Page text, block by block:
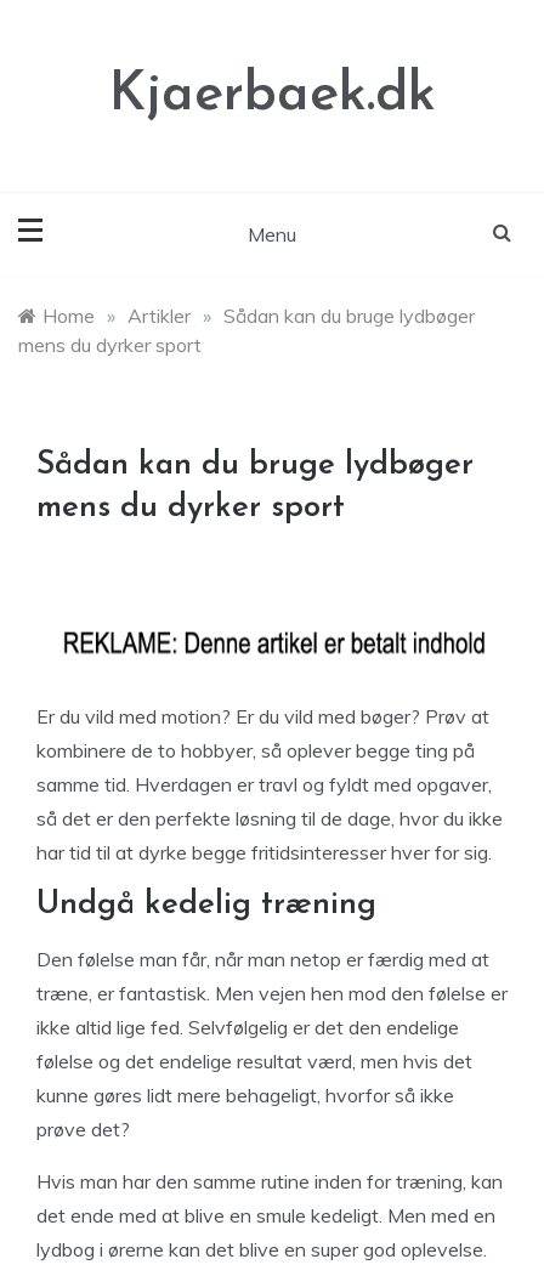
Kjaerbaek.dk
Menu
Home » Artikler » Sådan kan du bruge lydbøger
mens du dyrker sport
Sådan kan du bruge lydbøger
mens du dyrker sport
Er du vild med motion? Er du vild med bøger? Prøv at
kombinere de to hobbyer, så oplever begge ting på
samme tid. Hverdagen er travl og fyldt med opgaver,
så det er den perfekte løsning til de dage, hvor du ikke
har tid til at dyrke begge fritidsinteresser hver for sig.
Undgå kedelig træning
Den følelse man får, når man netop er færdig med at
træne, er fantastisk. Men vejen hen mod den følelse er
ikke altid lige fed. Selvfølgelig er det den endelige
følelse og det endelige resultat værd, men hvis det
kunne gøres lidt mere behageligt, hvorfor så ikke
prøve det?
Hvis man har den samme rutine inden for træning, kan
det ende med at blive en smule kedeligt. Men med en
lydbog i ørerne kan det blive en super god oplevelse.